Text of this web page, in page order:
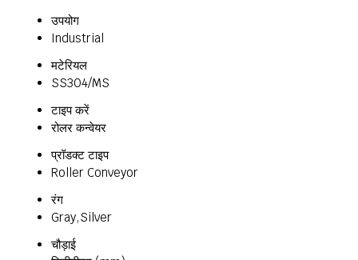
उपयोग
Industrial
मटेरियल
SS304/MS
टाइप करें
रोलर कन्वेयर
प्रॉडक्ट टाइप
Roller Conveyor
रंग
Gray,Silver
चौड़ाई